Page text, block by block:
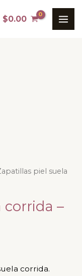
$0.00
piel suela
corrida –
corrida.